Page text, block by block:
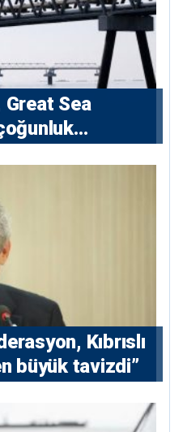
Great Sea
Kıbrıslı
büyük tavizdi”